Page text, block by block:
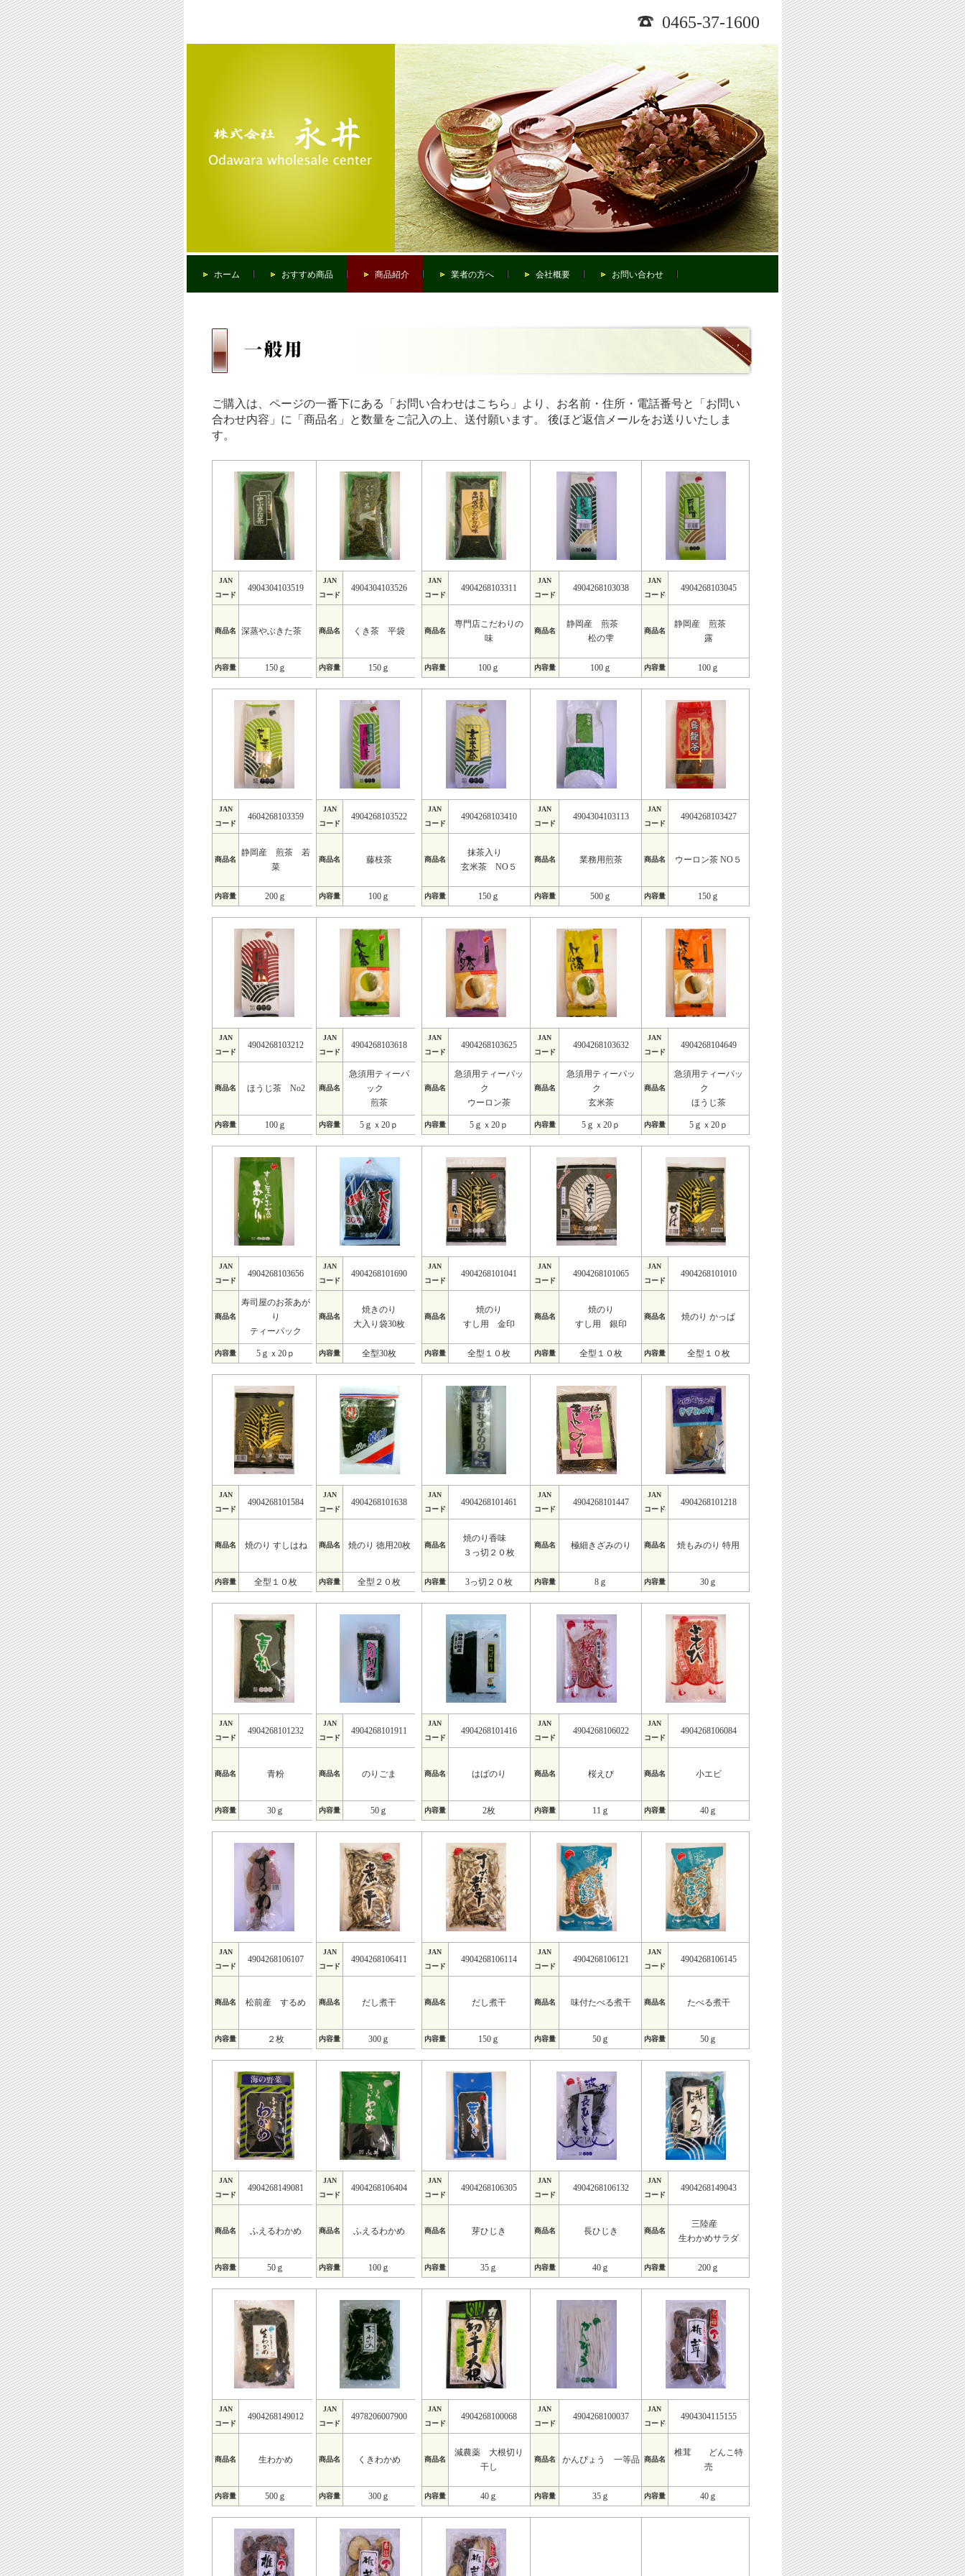
ホーム おすすめ商品 商品紹介 業者の方へ 会社概要 お問い合わせ
0465-37-1600
ご購入は、ページの一番下にある「お問い合わせはこちら」より、お名前・住所・電話番号と「お問い
合わせ内容」に「商品名」と数量をご記入の上、送付願います。 後ほど返信メールをお送りいたしま
す。
JAN
コード
4904304103519
商品名 深蒸やぶきた茶
内容量 150ｇ
JAN
コード
4904304103526
商品名 くき茶 平袋
内容量 150ｇ
JAN
コード
4904268103311
商品名
専門店こだわりの
味
内容量 100ｇ
JAN
コード
4904268103038
商品名
静岡産 煎茶
松の雫
内容量 100ｇ
JAN
コード
4904268103045
商品名
静岡産 煎茶
露
内容量 100ｇ
JAN
コード
4604268103359
商品名
静岡産 煎茶 若
菜
内容量 200ｇ
JAN
コード
4904268103522
商品名 藤枝茶
内容量 100ｇ
JAN
コード
4904268103410
商品名
抹茶入り
玄米茶 NO５
内容量 150ｇ
JAN
コード
4904304103113
商品名 業務用煎茶
内容量 500ｇ
JAN
コード
4904268103427
商品名 ウーロン茶 NO５
内容量 150ｇ
JAN
コード
4904268103212
商品名 ほうじ茶 No2
内容量 100ｇ
JAN
コード
4904268103618
商品名
急須用ティーパ
ック
煎茶
内容量 5ｇｘ20ｐ
JAN
コード
4904268103625
商品名
急須用ティーパッ
ク
ウーロン茶
内容量 5ｇｘ20ｐ
JAN
コード
4904268103632
商品名
急須用ティーパッ
ク
玄米茶
内容量 5ｇｘ20ｐ
JAN
コード
4904268104649
商品名
急須用ティーパッ
ク
ほうじ茶
内容量 5ｇｘ20ｐ
JAN
コード
4904268103656
商品名
寿司屋のお茶あが
り
ティーパック
内容量 5ｇｘ20ｐ
JAN
コード
4904268101690
商品名
焼きのり
大入り袋30枚
内容量 全型30枚
JAN
コード
4904268101041
商品名
焼のり
すし用 金印
内容量 全型１０枚
JAN
コード
4904268101065
商品名
焼のり
すし用 銀印
内容量 全型１０枚
JAN
コード
4904268101010
商品名 焼のり かっぱ
内容量 全型１０枚
JAN
コード
4904268101584
商品名 焼のり すしはね
内容量 全型１０枚
JAN
コード
4904268101638
商品名 焼のり 徳用20枚
内容量 全型２０枚
JAN
コード
4904268101461
商品名
焼のり香味
３っ切２０枚
内容量 3っ切２０枚
JAN
コード
4904268101447
商品名 極細きざみのり
内容量 8ｇ
JAN
コード
4904268101218
商品名 焼もみのり 特用
内容量 30ｇ
JAN
コード
4904268101232
商品名 青粉
内容量 30ｇ
JAN
コード
4904268101911
商品名 のりごま
内容量 50ｇ
JAN
コード
4904268101416
商品名 はばのり
内容量 2枚
JAN
コード
4904268106022
商品名 桜えび
内容量 11ｇ
JAN
コード
4904268106084
商品名 小エビ
内容量 40ｇ
JAN
コード
4904268106107
商品名 松前産 するめ
内容量 ２枚
JAN
コード
4904268106411
商品名 だし煮干
内容量 300ｇ
JAN
コード
4904268106114
商品名 だし煮干
内容量 150ｇ
JAN
コード
4904268106121
商品名 味付たべる煮干
内容量 50ｇ
JAN
コード
4904268106145
商品名 たべる煮干
内容量 50ｇ
JAN
コード
4904268149081
商品名 ふえるわかめ
内容量 50ｇ
JAN
コード
4904268106404
商品名 ふえるわかめ
内容量 100ｇ
JAN
コード
4904268106305
商品名 芽ひじき
内容量 35ｇ
JAN
コード
4904268106132
商品名 長ひじき
内容量 40ｇ
JAN
コード
4904268149043
商品名
三陸産
生わかめサラダ
内容量 200ｇ
JAN
コード
4904268149012
商品名 生わかめ
内容量 500ｇ
JAN
コード
4978206007900
商品名 くきわかめ
内容量 300ｇ
JAN
コード
4904268100068
商品名
減農薬 大根切り
干し
内容量 40ｇ
JAN
コード
4904268100037
商品名 かんぴょう 一等品
内容量 35ｇ
JAN
コード
4904304115155
商品名
椎茸 どんこ特
売
内容量 40ｇ